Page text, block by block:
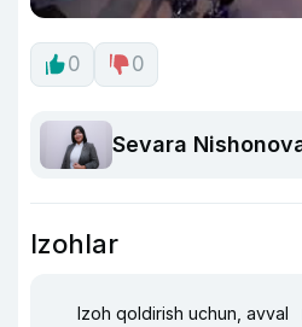
0 0
Sevara
Izohlar
Izoh qoldirish uchun, avval